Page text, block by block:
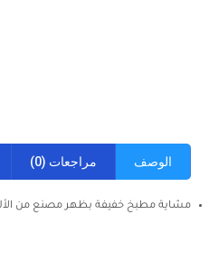
الوصف مراجعات (0)
مشاية مطبخ خفيفة بظهر مصنع من الألياف الصناعية بعرض 80 سم فى